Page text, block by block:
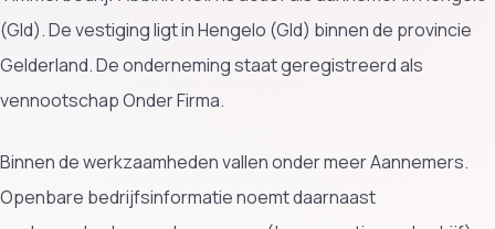
(Gld). De vestiging ligt in Hengelo (Gld) binnen de provincie
Gelderland. De onderneming staat geregistreerd als
vennootschap Onder Firma.
Binnen de werkzaamheden vallen onder meer Aannemers.
Openbare bedrijfsinformatie noemt daarnaast